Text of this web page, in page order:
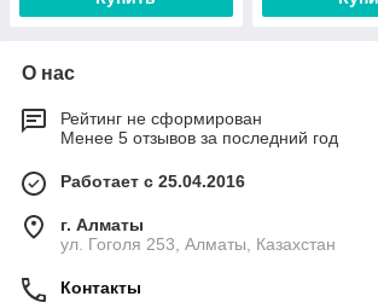
О нас
Рейтинг не сформирован
Менее 5 отзывов за последний год
Работает с 25.04.2016
г. Алматы
ул. Гоголя 253, Алматы, Казахстан
Контакты